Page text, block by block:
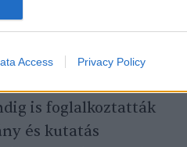
Access Privacy Policy
is foglalkoztatták
és kutatás